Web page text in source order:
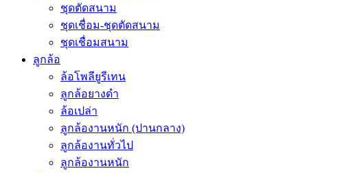
ชุดตัดสนาม
ชุดเชื่อม-ชุดตัดสนาม
ชุดเชื่อมสนาม
ลูกล้อ
ล้อโพลียูรีเทน
ลูกล้อยางดำ
ล้อเปล่า
ลูกล้องานหนัก (ปานกลาง)
ลูกล้องานทั่วไป
ลูกล้องานหนัก